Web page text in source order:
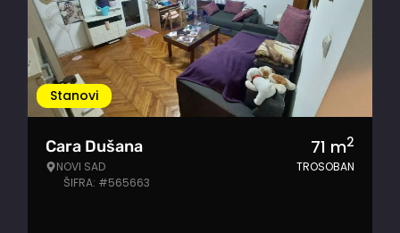
Stanovi
Cara Dušana
NOVI SAD
ŠIFRA: #565663
71 m2
TROSOBAN